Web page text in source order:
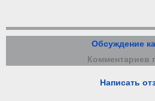
Обсуждение
Комментариев
Написать